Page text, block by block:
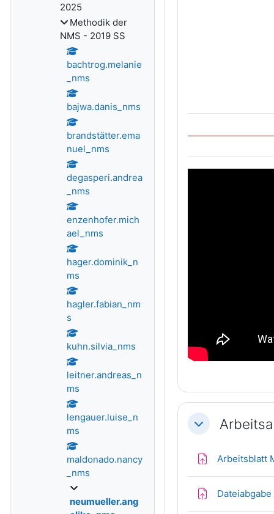
Einklappen
Arbeitsblatt
2025
Methodik der
NMS - 2019 SS
bachtrog.melanie
_nms
bajwa.danis_nms
brandstätter.ema
nuel_nms
degasperi.andrea
_nms
enzenhofer.mich
ael_nms
hager.dominik_n
ms
hagler.fabian_nm
s
kuhn.silvia_nms
leitner.andreas_n
ms
lengauer.luise_n
ms
maldonado.nancy
_nms
neumueller.ang